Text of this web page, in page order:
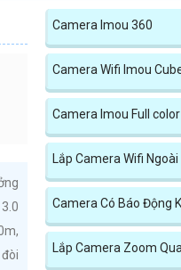
Camera Imou 360
Camera Wifi Imou
Camera Imou Full color
Lắp Camera Wifi
Camera Có Báo Động
Lắp Camera Zoom